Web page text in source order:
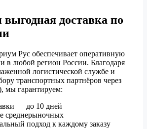
доставка по
Рус обеспечивает оперативную
в любой регион России. Благодаря
логистической службе и
транспортных партнёров через
мы гарантируем:
— до 10 дней
среднерыночных
подход к каждому заказу